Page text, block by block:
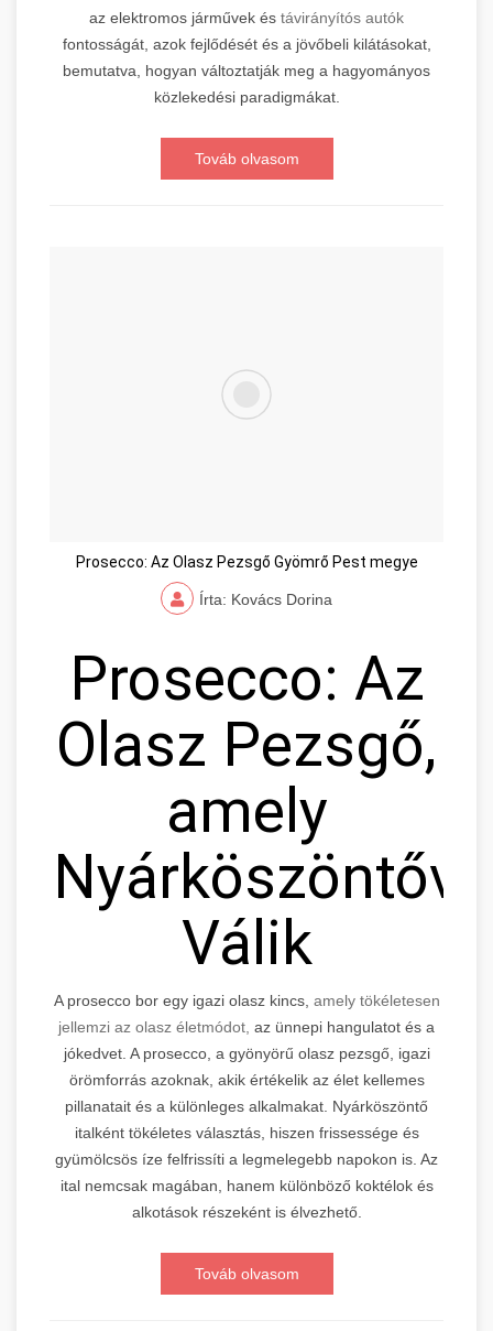
az elektromos járművek és távirányítós autók
fontosságát, azok fejlődését és a jövőbeli kilátásokat,
bemutatva, hogyan változtatják meg a hagyományos
közlekedési paradigmákat.
Továb olvasom
Prosecco: Az Olasz Pezsgő Gyömrő Pest megye
Írta: Kovács Dorina
Prosecco: Az
Olasz Pezsgő,
amely
Nyárköszöntővé
Válik
A prosecco bor egy igazi olasz kincs, amely tökéletesen
jellemzi az olasz életmódot, az ünnepi hangulatot és a
jókedvet. A prosecco, a gyönyörű olasz pezsgő, igazi
örömforrás azoknak, akik értékelik az élet kellemes
pillanatait és a különleges alkalmakat. Nyárköszöntő
italként tökéletes választás, hiszen frissessége és
gyümölcsös íze felfrissíti a legmelegebb napokon is. Az
ital nemcsak magában, hanem különböző koktélok és
alkotások részeként is élvezhető.
Továb olvasom